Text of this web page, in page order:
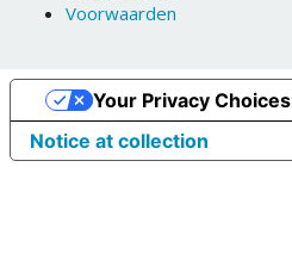
Voorwaarden
Notice at collection
Your Privacy Choices